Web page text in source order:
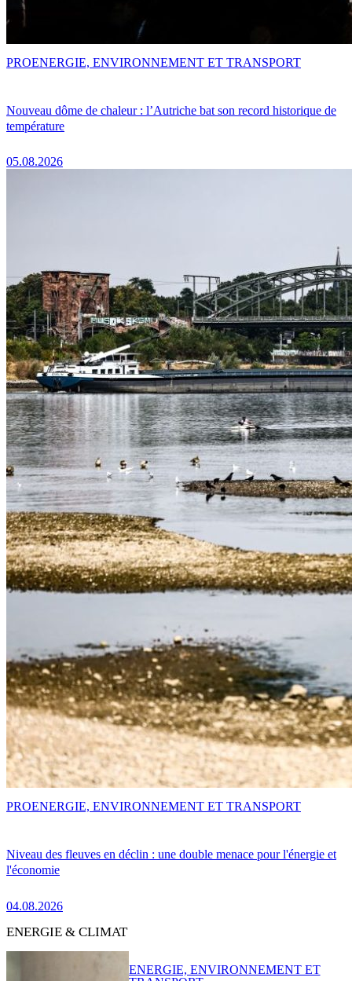
Nouveau dôme de chaleur : l’Autriche bat son record historique de
température
05.08.2026
PROENERGIE, ENVIRONNEMENT ET TRANSPORT
Niveau des fleuves en déclin : une double menace pour l'énergie et
l'économie
04.08.2026
PROENERGIE, ENVIRONNEMENT ET TRANSPORT
ENERGIE & CLIMAT
ENERGIE, ENVIRONNEMENT ET